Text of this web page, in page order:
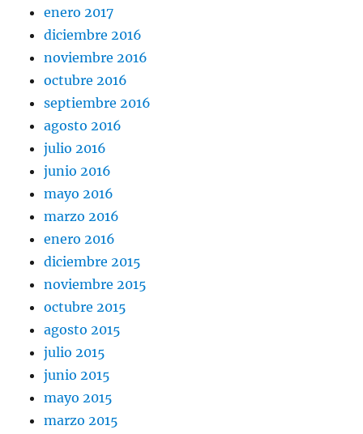
enero 2017
diciembre 2016
noviembre 2016
octubre 2016
septiembre 2016
agosto 2016
julio 2016
junio 2016
mayo 2016
marzo 2016
enero 2016
diciembre 2015
noviembre 2015
octubre 2015
agosto 2015
julio 2015
junio 2015
mayo 2015
marzo 2015